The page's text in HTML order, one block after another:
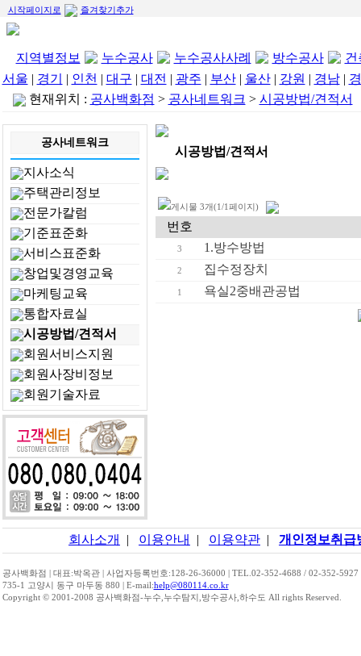
시작페이지로 즐겨찾기추가
지역별정보 누수공사 누수공사사례 방수공사
건
서울 | 경기 | 인천 | 대구 | 대전 | 광주 | 부산| 울산| 강원 | 경남|
현재위치 : 공사백화점 > 공사네트워크 > 시공방법/견적서
공사네트워크
지사소식
주택관리정보
전문가칼럼
기준표준화
서비스표준화
창업및경영교육
마케팅교육
통합자료실
시공방법/견적서
회원서비스지원
회원사장비정보
회원기술자료
시공방법/견적서
게시물 3개(1/1페이지)
번호
3 1.방수방법
2 집수정장치
1 욕실2중배관공법
회사소개 | 이용안내 | 이용약관 | 개인정보취급
공사백화점 | 대표:박옥관 | 사업자등록번호:128-26-36000 | TEL.02-352-4688 / 02-352-5927
735-1 고양시 동구 마두동 880 | E-mail:help@080114.co.kr
Copyright © 2001-2008 공사백화점-누수,누수탐지,방수공사,하수도 All rights Reserved.